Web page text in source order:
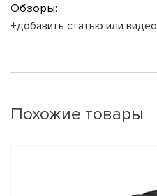
Обзоры:
+добавить статью или видео
Похожие товары